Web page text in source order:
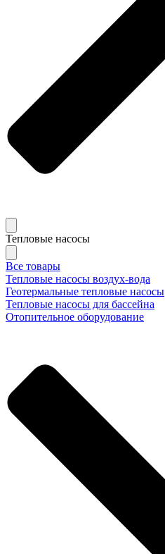
Тепловые насосы
Все товары
Тепловые насосы воздух-вода
Геотермальные тепловые насосы
Тепловые насосы для бассейна
Отопительное оборудование